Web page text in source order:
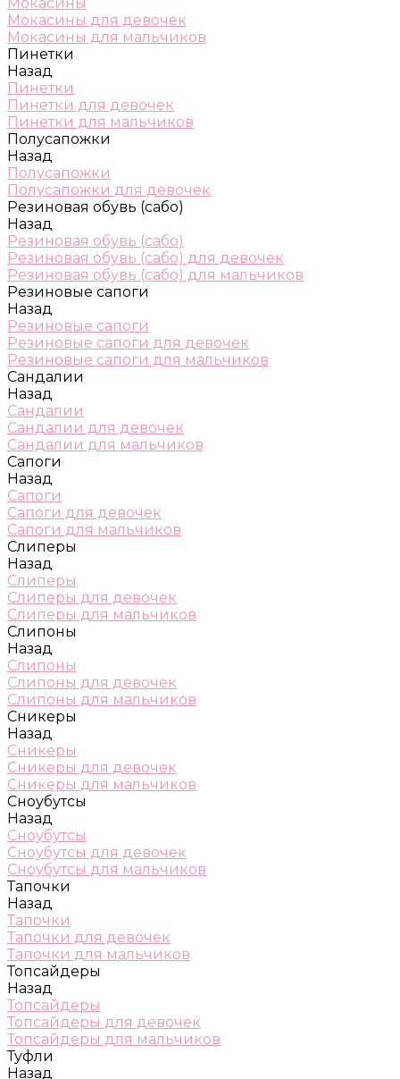
Мокасины для девочек
Мокасины для мальчиков
Пинетки
Назад
Пинетки
Пинетки для девочек
Пинетки для мальчиков
Полусапожки
Назад
Полусапожки
Полусапожки для девочек
Резиновая обувь (сабо)
Назад
Резиновая обувь (сабо)
Резиновая обувь (сабо) для девочек
Резиновая обувь (сабо) для мальчиков
Резиновые сапоги
Назад
Резиновые сапоги
Резиновые сапоги для девочек
Резиновые сапоги для мальчиков
Сандалии
Назад
Сандалии
Сандалии для девочек
Сандалии для мальчиков
Сапоги
Назад
Сапоги
Сапоги для девочек
Сапоги для мальчиков
Слиперы
Назад
Слиперы
Слиперы для девочек
Слиперы для мальчиков
Слипоны
Назад
Слипоны
Слипоны для девочек
Слипоны для мальчиков
Сникеры
Назад
Сникеры
Сникеры для девочек
Сникеры для мальчиков
Сноубутсы
Назад
Сноубутсы
Сноубутсы для девочек
Сноубутсы для мальчиков
Тапочки
Назад
Тапочки
Тапочки для девочек
Тапочки для мальчиков
Топсайдеры
Назад
Топсайдеры
Топсайдеры для девочек
Топсайдеры для мальчиков
Туфли
Назад